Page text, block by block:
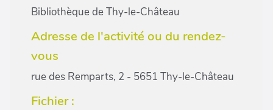
Bibliothèque de Thy-le-Château
Adresse de l'activité ou du rendez-
vous
rue des Remparts, 2 - 5651 Thy-le-Château
Fichier :